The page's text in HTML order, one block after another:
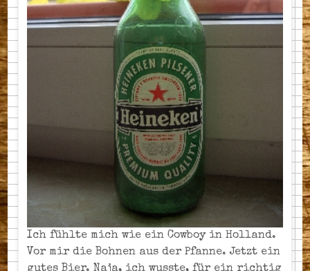
Ich fühlte mich wie ein Cowboy in Holland.
Vor mir die Bohnen aus der Pfanne. Jetzt ein